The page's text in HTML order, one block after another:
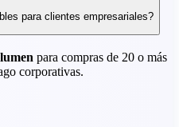
para clientes empresariales?
para compras de 20 o más
corporativas.